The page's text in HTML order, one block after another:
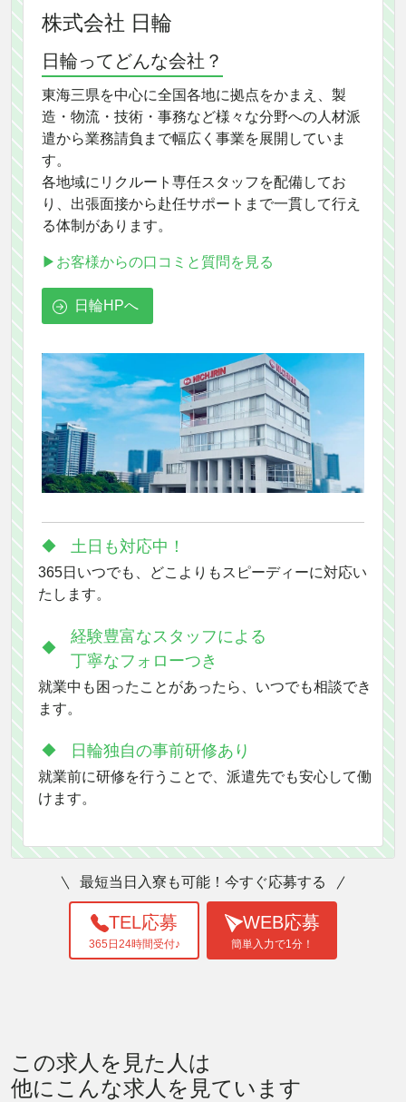
株式会社 日輪
日輪ってどんな会社？
東海三県を中心に全国各地に拠点をかまえ、製
造・物流・技術・事務など様々な分野への人材派
遣から業務請負まで幅広く事業を展開していま
す。
各地域にリクルート専任スタッフを配備してお
り、出張面接から赴任サポートまで一貫して行え
る体制があります。
▶お客様からの口コミと質問を見る
日輪HPへ
土日も対応中！
365日いつでも、どこよりもスピーディーに対応い
たします。
経験豊富なスタッフによる
丁寧なフォローつき
就業中も困ったことがあったら、いつでも相談でき
ます。
日輪独自の事前研修あり
就業前に研修を行うことで、派遣先でも安心して働
けます。
最短当日入寮も可能！今すぐ応募する
WEB応募
簡単入力で1分！
TEL応募
365日24時間受付♪
この求人を見た人は
他にこんな求人を見ています